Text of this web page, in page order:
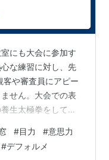
にも大会に参加す
な練習に対し、先
や審査員にアピー
せん。大会での表
生太極拳をしてい
れば、感動を与え
もして貰えませ
#目力 #意思力
#デフォルメ